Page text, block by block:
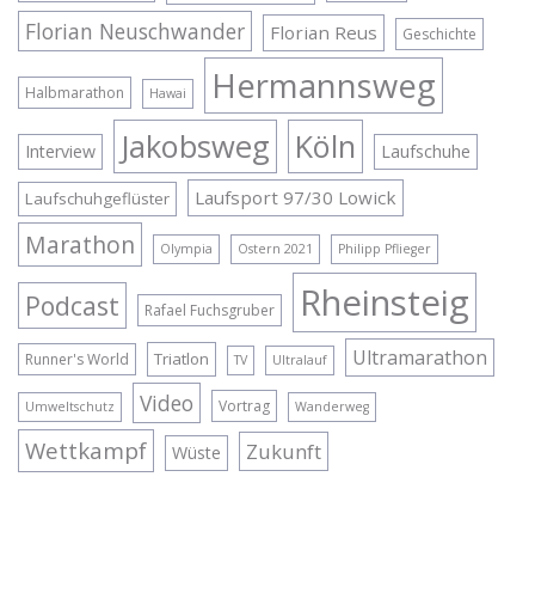
Florian Neuschwander Florian Reus Geschichte
Halbmarathon Hawai Hermannsweg
Interview Jakobsweg Köln Laufschuhe
Laufschuhgeflüster Laufsport 97/30 Lowick
Marathon Olympia Ostern 2021 Philipp Pflieger
Podcast Rafael Fuchsgruber Rheinsteig
Runner's World Triatlon TV Ultralauf Ultramarathon
Umweltschutz Video Vortrag Wanderweg
Wettkampf Wüste Zukunft